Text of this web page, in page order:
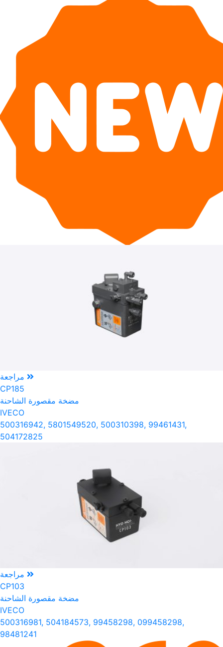
مراجعة
CP185
مضخة مقصورة الشاحنة
IVECO
500316942, 5801549520, 500310398, 99461431,
504172825
مراجعة
CP103
مضخة مقصورة الشاحنة
IVECO
500316981, 504184573, 99458298, 099458298,
98481241